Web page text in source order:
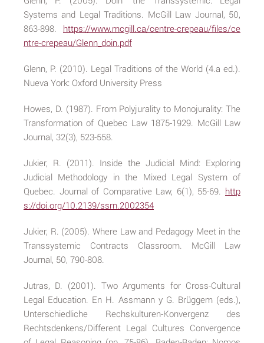
Systems and Legal Traditions. McGill Law Journal, 50,
863-898. https://www.mcgill.ca/centre-crepeau/files/ce
ntre-crepeau/Glenn_doin.pdf
Glenn, P. (2010). Legal Traditions of the World (4.a ed.).
Nueva York: Oxford University Press
Howes, D. (1987). From Polyjurality to Monojurality: The
Transformation of Quebec Law 1875-1929. McGill Law
Journal, 32(3), 523-558.
Jukier, R. (2011). Inside the Judicial Mind: Exploring
Judicial Methodology in the Mixed Legal System of
Quebec. Journal of Comparative Law, 6(1), 55-69. http
s://doi.org/10.2139/ssrn.2002354
Jukier, R. (2005). Where Law and Pedagogy Meet in the
Transsystemic Contracts Classroom. McGill Law
Journal, 50, 790-808.
Jutras, D. (2001). Two Arguments for Cross-Cultural
Legal Education. En H. Assmann y G. Brüggem (eds.),
Unterschiedliche Rechskulturen-Konvergenz des
Rechtsdenkens/Different Legal Cultures Convergence